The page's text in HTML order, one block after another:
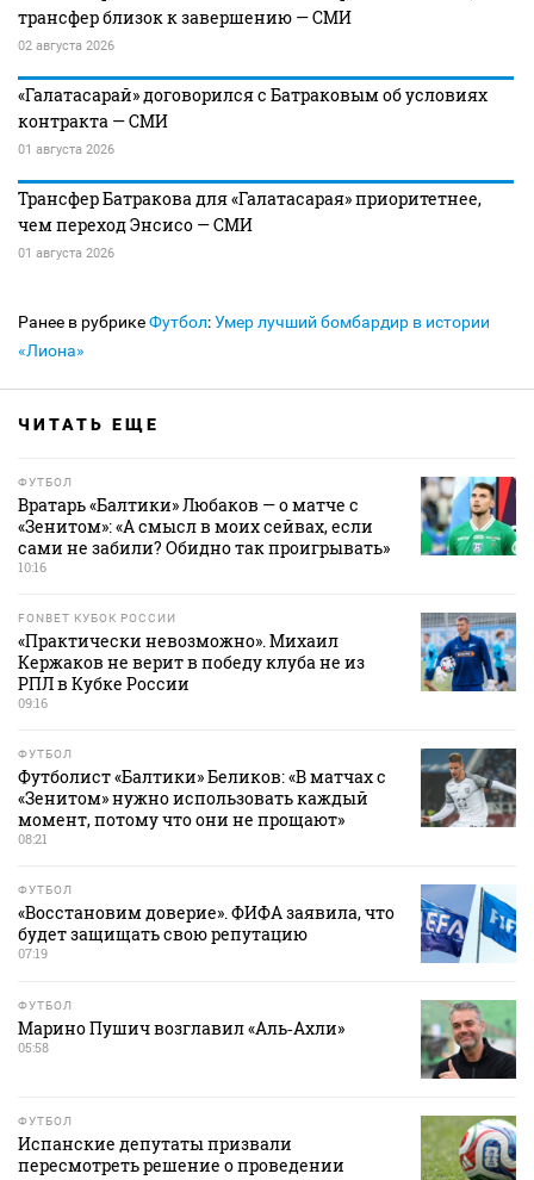
трансфер близок к завершению — СМИ
02 августа 2026
«Галатасарай» договорился с Батраковым об условиях
контракта — СМИ
01 августа 2026
Трансфер Батракова для «Галатасарая» приоритетнее,
чем переход Энсисо — СМИ
01 августа 2026
Ранее в рубрикеФутбол:Умер лучший бомбардир в истории
«Лиона»
ЧИТАТЬ ЕЩЕ
ФУТБОЛ
Вратарь «Балтики» Любаков — о матче с
«Зенитом»: «А смысл в моих сейвах, если
сами не забили? Обидно так проигрывать»
10:16
FONBET КУБОК РОССИИ
«Практически невозможно». Михаил
Кержаков не верит в победу клуба не из
РПЛ в Кубке России
09:16
ФУТБОЛ
Футболист «Балтики» Беликов: «В матчах с
«Зенитом» нужно использовать каждый
момент, потому что они не прощают»
08:21
ФУТБОЛ
«Восстановим доверие». ФИФА заявила, что
будет защищать свою репутацию
07:19
ФУТБОЛ
Марино Пушич возглавил «Аль‑Ахли»
05:58
ФУТБОЛ
Испанские депутаты призвали
пересмотреть решение о проведении